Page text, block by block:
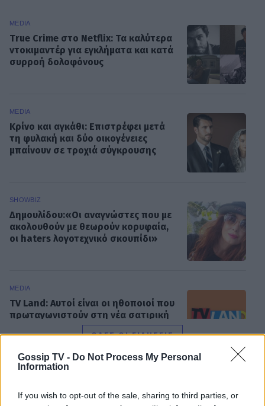
Gossip TV - Do Not Process My Personal
Information
If you wish to opt-out of the sale, sharing to third parties, or
MEDIA
True Crime στο Netflix: Τα καλύτερα
ντοκιμαντέρ για εγκλήματα και κατά
συρροή δολοφόνους
MEDIA
Κρίνο και αγκάθι: Επιστρέφει μετά
τη φυλακή και δύο οικογένειες
μπαίνουν σε τροχιά σύγκρουσης
SHOWBIZ
Δημουλίδου:«Οι αναγνώστες που με
ακολουθούν με θεωρούν κορυφαία,
οι haters λογοτεχνικό σκουπίδι»
MEDIA
TV Land: Αυτοί είναι οι ηθοποιοί που
πρωταγωνιστούν στη νέα σατιρική
κωμωδία της ΕΡΤ
Idra Kayne: Παίρνω τον όποιο φόβο
και τον κάνω δύναμη
ΟΛΕΣ ΟΙ ΕΙΔΗΣΕΙΣ
DPG NETWORK